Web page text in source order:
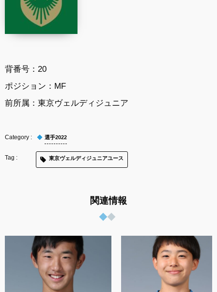
背番号：20
ポジション：MF
前所属： 東京ヴェルディジュニア
選手2022
東京ヴェルディジュニアユース
関連情報